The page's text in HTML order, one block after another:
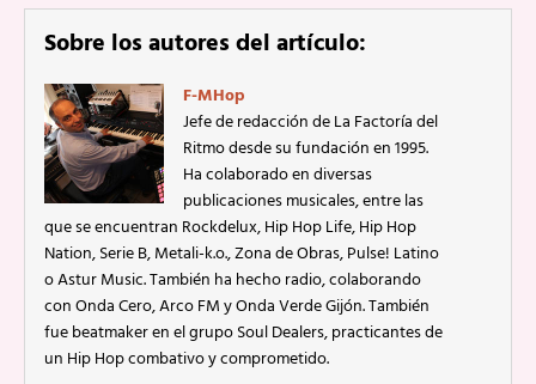
Sobre los autores del artículo:
F-MHop
Jefe de redacción de La Factoría del
Ritmo desde su fundación en 1995.
Ha colaborado en diversas
publicaciones musicales, entre las
que se encuentran Rockdelux, Hip Hop Life, Hip Hop
Nation, Serie B, Metali-k.o., Zona de Obras, Pulse! Latino
o Astur Music. También ha hecho radio, colaborando
con Onda Cero, Arco FM y Onda Verde Gijón. También
fue beatmaker en el grupo Soul Dealers, practicantes de
un Hip Hop combativo y comprometido.